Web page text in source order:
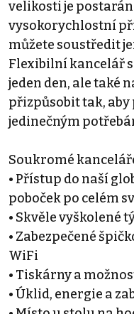
velikosti je
vysokorychlostní
můžete soustředit
Flexibilní kancelář
jeden den, ale také
přizpůsobit tak,
jedinečným
Soukromé
• Přístup do naší
poboček po celém
• Skvěle vyškolené
• Zabezpečené
WiFi
• Tiskárny a
• Úklid, energie a